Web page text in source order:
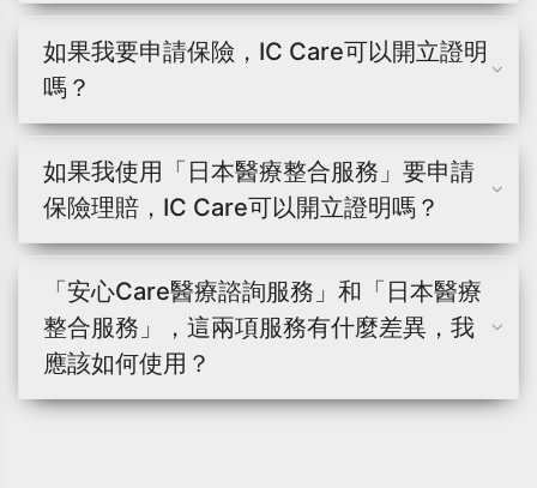
如果我要申請保險，IC Care可以開立證明
嗎？
如果我使用「日本醫療整合服務」要申請
保險理賠，IC Care可以開立證明嗎？
「安心Care醫療諮詢服務」和「日本醫療
整合服務」，這兩項服務有什麼差異，我
應該如何使用？